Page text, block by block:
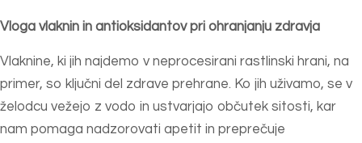
Vloga vlaknin in antioksidantov pri ohranjanju zdravja
Vlaknine, ki jih najdemo v neprocesirani rastlinski hrani, na
primer, so ključni del zdrave prehrane. Ko jih uživamo, se v
želodcu vežejo z vodo in ustvarjajo občutek sitosti, kar
nam pomaga nadzorovati apetit in preprečuje